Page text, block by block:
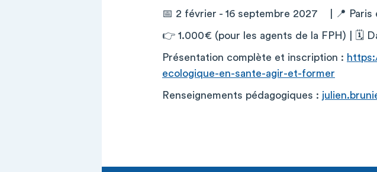
📅 2 février - 16 septembre 2027 | 📍 Paris
👉 1.000€ (pour les agents de la FPH) | 🗓
Présentation complète et inscription :
ecologique-en-sante-agir-et-former
Renseignements pédagogiques :